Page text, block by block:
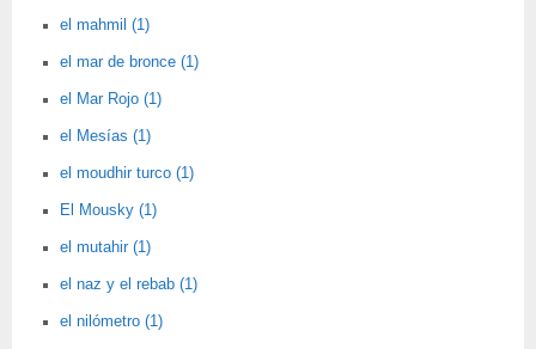
el mahmil (1)
el mar de bronce (1)
el Mar Rojo (1)
el Mesías (1)
el moudhir turco (1)
El Mousky (1)
el mutahir (1)
el naz y el rebab (1)
el nilómetro (1)